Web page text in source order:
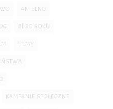
ANIELNO
BLOG ROKU
FILMY
KAMPANIE SPOŁECZNE